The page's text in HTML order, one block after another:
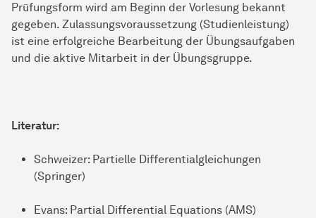
Prüfungsform wird am Beginn der Vorlesung bekannt
gegeben. Zulassungsvoraussetzung (Studienleistung)
ist eine erfolgreiche Bearbeitung der Übungsaufgaben
und die aktive Mitarbeit in der Übungsgruppe.
Literatur:
Schweizer: Partielle Differentialgleichungen
(Springer)
Evans: Partial Differential Equations (AMS)